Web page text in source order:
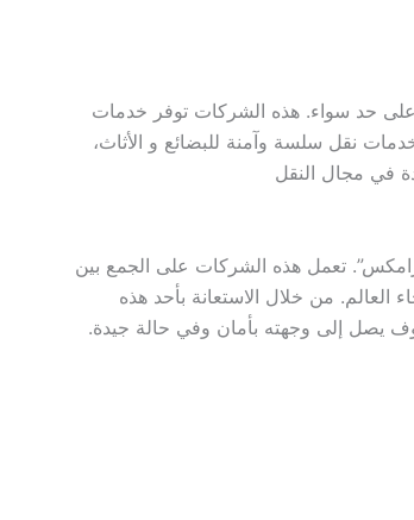
على حد سواء. هذه الشركات توفر خدمات
نقل سلسة وآمنة للبضائع و الأثاث،
في مجال النقل
تعمل هذه الشركات على الجمع بين
العالم. من خلال الاستعانة بأحد هذه
يصل إلى وجهته بأمان وفي حالة جيدة.